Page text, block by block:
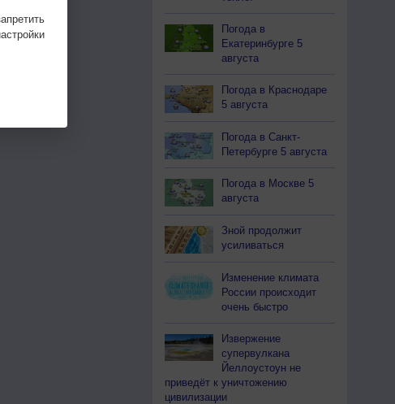
Погода в
Екатеринбурге 5
августа
Погода в Краснодаре
5 августа
Погода в Санкт-
Петербурге 5 августа
Погода в Москве 5
августа
Зной продолжит
усиливаться
Изменение климата
России происходит
очень быстро
Извержение
супервулкана
Йеллоустоун не
приведёт к уничтожению
цивилизации